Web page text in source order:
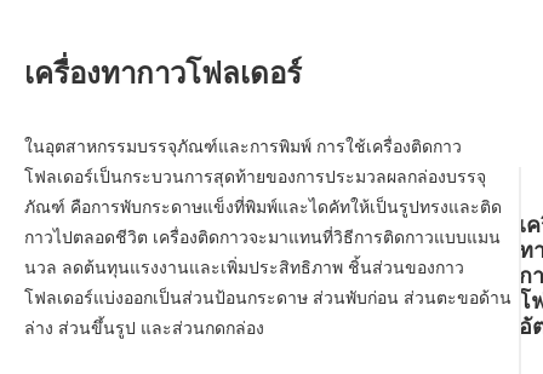
เครื่องทากาวโฟลเดอร์
ในอุตสาหกรรมบรรจุภัณฑ์และการพิมพ์ การใช้เครื่องติดกาว
โฟลเดอร์เป็นกระบวนการสุดท้ายของการประมวลผลกล่องบรรจุ
ภัณฑ์ คือการพับกระดาษแข็งที่พิมพ์และไดคัทให้เป็นรูปทรงและติด
กาวไปตลอดชีวิต เครื่องติดกาวจะมาแทนที่วิธีการติดกาวแบบแมน
นวล ลดต้นทุนแรงงานและเพิ่มประสิทธิภาพ ชิ้นส่วนของกาว
โฟลเดอร์แบ่งออกเป็นส่วนป้อนกระดาษ ส่วนพับก่อน ส่วนตะขอด้าน
ล่าง ส่วนขึ้นรูป และส่วนกดกล่อง
เ
ท
ก
โ
อั